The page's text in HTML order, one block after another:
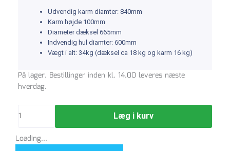
Udvendig karm diamter: 840mm
Karm højde 100mm
Diameter dæksel 665mm
Indvendig hul diamter: 600mm
Vægt i alt: 34kg (dæksel ca 18 kg og karm 16 kg)
På lager. Bestillinger inden kl. 14.00 leveres næste
hverdag.
Brøndkarm
og
mm
komposit
Læg i kurv
Loading...